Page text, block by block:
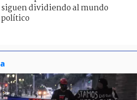
siguen dividiendo al mundo
político